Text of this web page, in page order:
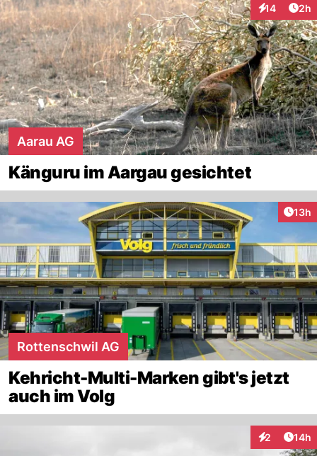
14
Interaktionen
2h
Aarau AG
Känguru im Aargau gesichtet
13h
Rottenschwil AG
Kehricht-Multi-Marken gibt's jetzt
auch im Volg
2
Interaktionen
14h